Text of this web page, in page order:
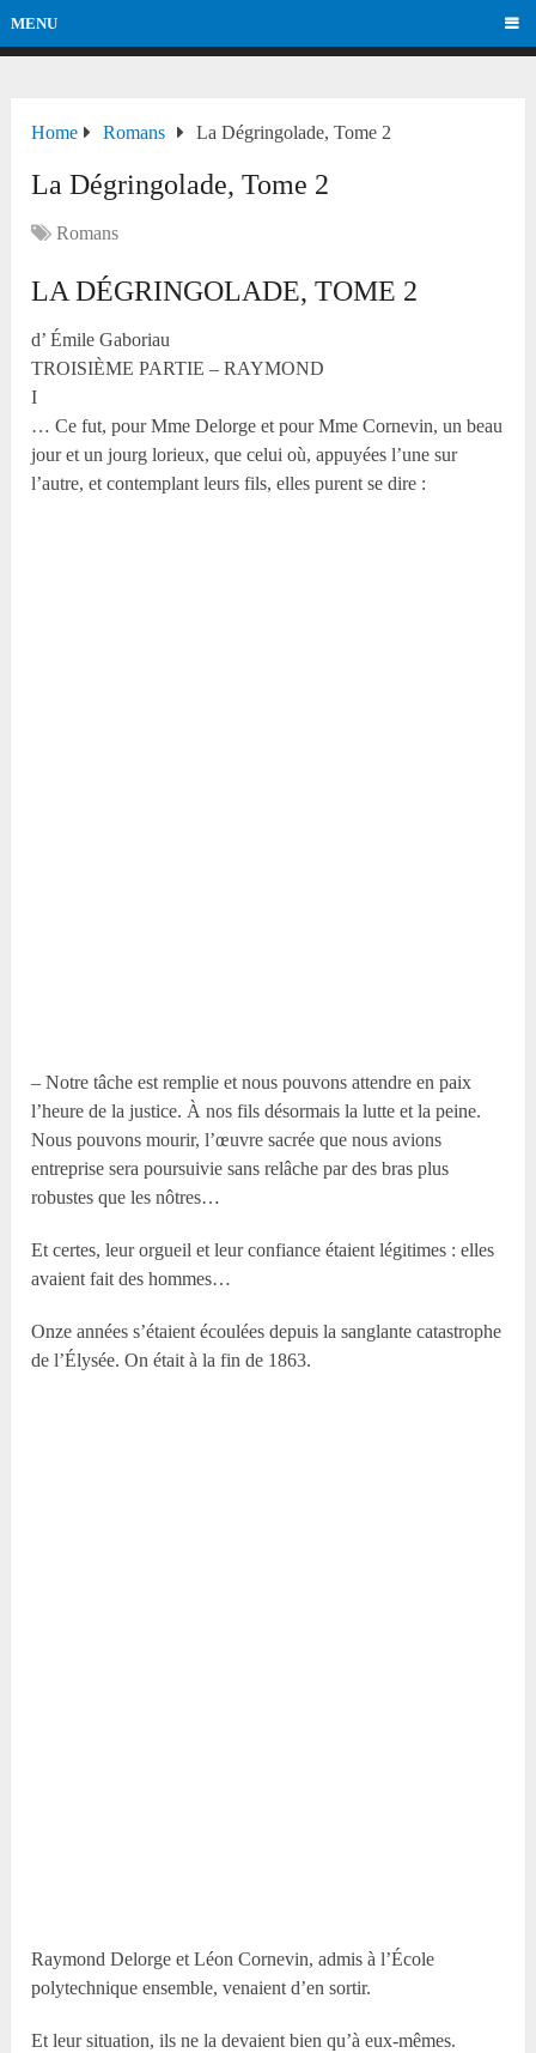
MENU
Home Romans La Dégringolade, Tome 2
La Dégringolade, Tome 2
Romans
LA DÉGRINGOLADE, TOME 2
d’ Émile Gaboriau
TROISIÈME PARTIE – RAYMOND
I
… Ce fut, pour Mme Delorge et pour Mme Cornevin, un beau
jour et un jourg lorieux, que celui où, appuyées l’une sur
l’autre, et contemplant leurs fils, elles purent se dire :
– Notre tâche est remplie et nous pouvons attendre en paix
l’heure de la justice. À nos fils désormais la lutte et la peine.
Nous pouvons mourir, l’œuvre sacrée que nous avions
entreprise sera poursuivie sans relâche par des bras plus
robustes que les nôtres…
Et certes, leur orgueil et leur confiance étaient légitimes : elles
avaient fait des hommes…
Onze années s’étaient écoulées depuis la sanglante catastrophe
de l’Élysée. On était à la fin de 1863.
Raymond Delorge et Léon Cornevin, admis à l’École
polytechnique ensemble, venaient d’en sortir.
Et leur situation, ils ne la devaient bien qu’à eux-mêmes.